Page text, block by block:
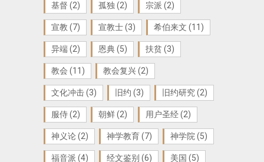
基督 (2) 孤独 (2) 宗派 (2)
宣教 (7) 宣教士(3) 希伯来文 (11)
异端(2) 恩典(5) 扶贫 (3)
教会 (11) 教会复兴(2)
文化冲击(3) 旧约 (3) 旧约研究(2)
服侍(2) 朝鲜(2) 用户圣经(2)
神义论(2) 神学教育(7) 神学院 (5)
福音派 (4) 经文鉴别 (6) 美国 (5)